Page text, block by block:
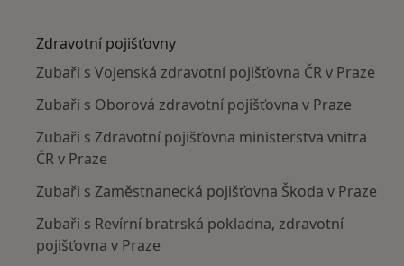
Zdravotní pojišťovny
Zubaři s Vojenská zdravotní pojišťovna ČR v Praze
Zubaři s Oborová zdravotní pojišťovna v Praze
Zubaři s Zdravotní pojišťovna ministerstva vnitra
ČR v Praze
Zubaři s Zaměstnanecká pojišťovna Škoda v Praze
Zubaři s Revírní bratrská pokladna, zdravotní
pojišťovna v Praze